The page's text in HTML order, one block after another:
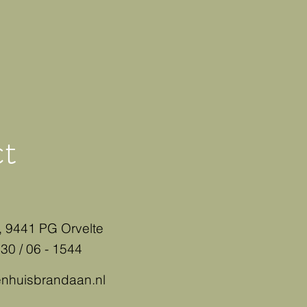
9441 PG Orvelte
/ 06 - 1544